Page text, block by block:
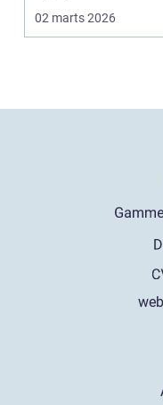
driftssikkerhed ...
02 marts 2026